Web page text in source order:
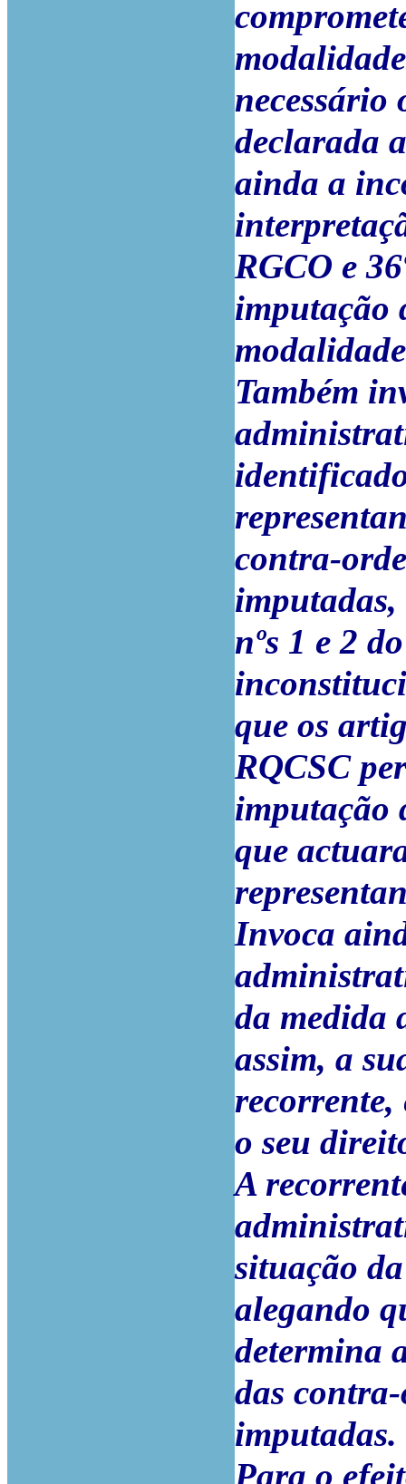
necessário
declarada
ainda a
RGCO e
imputação
Também
contra-
imputadas,
nºs 1 e 2
que os
RQCSC
imputação
que
Invoca
da medida
assim, a
recorrente,
o seu
A
situação
alegando
determina
das
imputadas.
Para o